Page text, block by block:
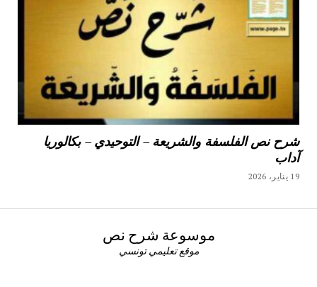
شرح نص الفلسفة والشريعة – التوحيدي – بكالوريا
آداب
19 يناير، 2026
موسوعة شرح نص
موقع تعليمي تونسي